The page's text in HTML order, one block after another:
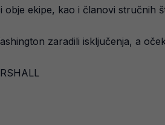
ekipe, kao i članovi stručnih
zaradili isključenja, a